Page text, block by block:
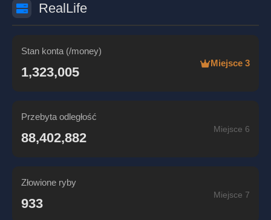
RealLife
Stan konta (/money)
1,323,005
Miejsce 3
Przebyta odległość
88,402,882
Miejsce 6
Złowione ryby
933
Miejsce 7